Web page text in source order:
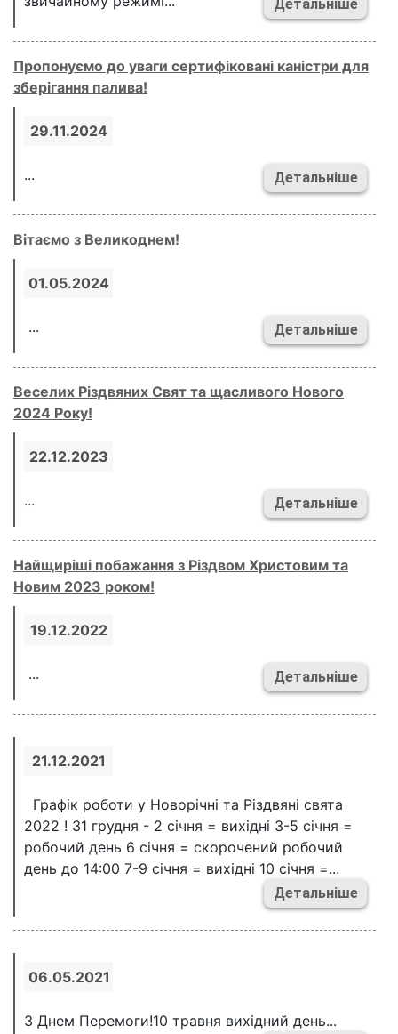
Детальніше
Пропонуємо до уваги сертифіковані каністри для
зберігання палива!
29.11.2024
... Детальніше
Вітаємо з Великоднем!
01.05.2024
... Детальніше
Веселих Різдвяних Свят та щасливого Нового
2024 Року!
22.12.2023
... Детальніше
Найщиріші побажання з Різдвом Христовим та
Новим 2023 роком!
19.12.2022
... Детальніше
21.12.2021
Графік роботи у Новорічні та Різдвяні свята
2022 ! 31 грудня - 2 січня = вихідні 3-5 січня =
робочий день 6 січня = скорочений робочий
день до 14:00 7-9 січня = вихідні 10 січня =...
Детальніше
06.05.2021
З Днем Перемоги!10 травня вихідний день...